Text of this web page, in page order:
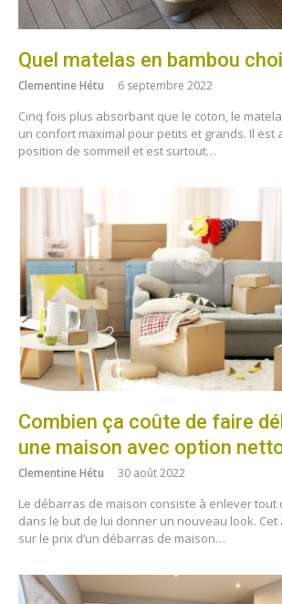
Quel matelas en bambou
Clementine Hétu 6 septembre 2022
Cinq fois plus absorbant que le coton, le
un confort maximal pour petits et grands. Il est
position de sommeil et est surtout…
Combien ça coûte de faire
une maison avec option
Clementine Hétu 30 août 2022
Le débarras de maison consiste à enlever
dans le but de lui donner un nouveau look.
sur le prix d’un débarras de maison…